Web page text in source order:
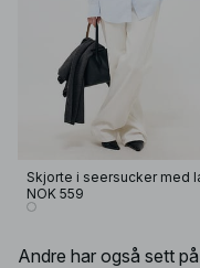
NOK 559
Andre har også sett på